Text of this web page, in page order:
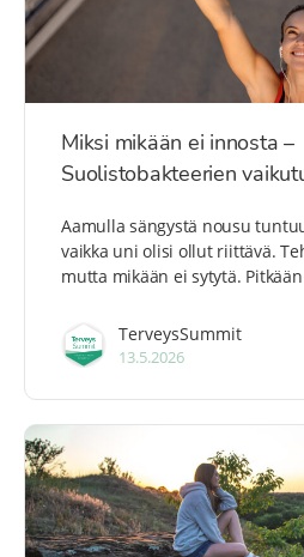
Miksi mikään ei innosta –
Suolistobakteerien
Aamulla sängystä nousu
vaikka uni olisi ollut riittävä.
mutta mikään ei sytytä.
TerveysSummit
13.5.2026